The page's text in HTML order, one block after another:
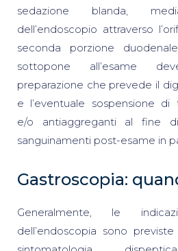
sedazione blanda,
dell’endoscopio attraverso
seconda porzione
sottopone all’esame
preparazione che prevede il
e l’eventuale sospensione di
e/o antiaggreganti al fine
sanguinamenti post-esame in
Gastroscopia:
Generalmente, le
dell’endoscopia sono